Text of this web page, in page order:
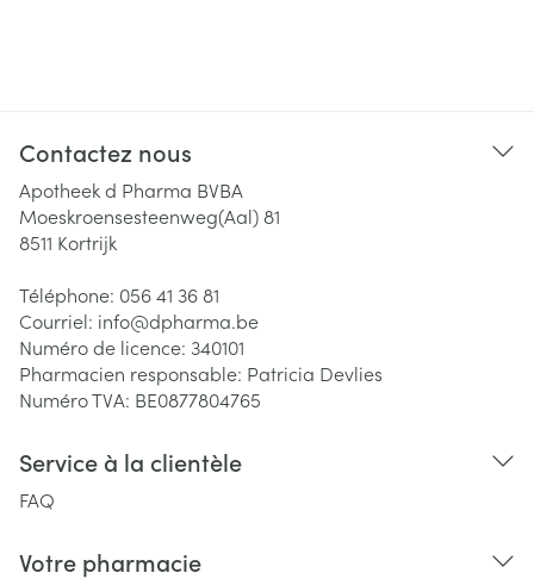
Contactez nous
Apotheek d Pharma BVBA
Moeskroensesteenweg(Aal) 81
8511 Kortrijk
Téléphone: 056 41 36 81
Courriel: info@dpharma.be
Numéro de licence: 340101
Pharmacien responsable: Patricia Devlies
Numéro TVA: BE0877804765
Service à la clientèle
FAQ
Votre pharmacie